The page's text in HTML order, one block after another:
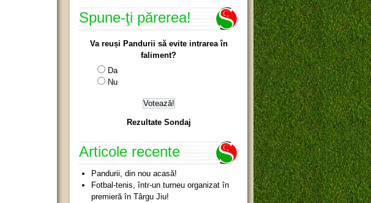
Spune-ţi părerea!
Va reuși Pandurii să evite intrarea în
faliment?
Da
Nu
Rezultate Sondaj
Articole recente
Pandurii, din nou acasă!
Fotbal-tenis, într-un turneu organizat în
premieră în Târgu Jiu!